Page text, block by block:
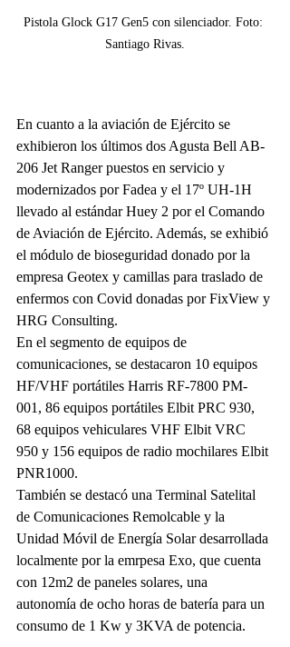
Pistola Glock G17 Gen5 con silenciador. Foto:
Santiago Rivas.
En cuanto a la aviación de Ejército se
exhibieron los últimos dos Agusta Bell AB-
206 Jet Ranger puestos en servicio y
modernizados por Fadea y el 17º UH-1H
llevado al estándar Huey 2 por el Comando
de Aviación de Ejército. Además, se exhibió
el módulo de bioseguridad donado por la
empresa Geotex y camillas para traslado de
enfermos con Covid donadas por FixView y
HRG Consulting.
En el segmento de equipos de
comunicaciones, se destacaron 10 equipos
HF/VHF portátiles Harris RF-7800 PM-
001, 86 equipos portátiles Elbit PRC 930,
68 equipos vehiculares VHF Elbit VRC
950 y 156 equipos de radio mochilares Elbit
PNR1000.
También se destacó una Terminal Satelital
de Comunicaciones Remolcable y la
Unidad Móvil de Energía Solar desarrollada
localmente por la emrpesa Exo, que cuenta
con 12m2 de paneles solares, una
autonomía de ocho horas de batería para un
consumo de 1 Kw y 3KVA de potencia.